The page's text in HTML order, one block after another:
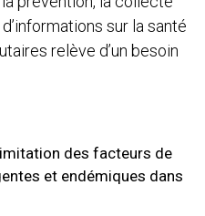
sur la santé
relève d’un besoin
des facteurs de
et endémiques dans